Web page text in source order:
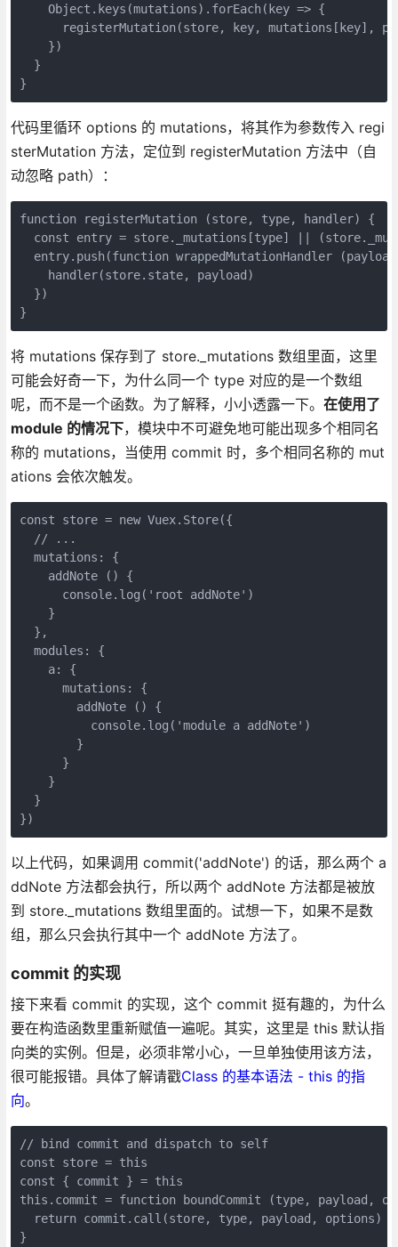
    Object.keys(mutations).forEach(key => {
registerMutation(store, key, mutations[key],
    })
  }
}
代码里循环 options 的 mutations，将其作为参数传入 regi
sterMutation 方法，定位到 registerMutation 方法中（自
动忽略 path）：
function registerMutation (store, type, handler) {
const entry = store._mutations[type] ||
entry.push(function wrappedMutationHandler
    handler(store.state, payload)
  })
}
将 mutations 保存到了 store._mutations 数组里面，这里
可能会好奇一下，为什么同一个 type 对应的是一个数组
呢，而不是一个函数。为了解释，小小透露一下。 在使用了
module 的情况下，模块中不可避免地可能出现多个相同名
称的 mutations，当使用 commit 时，多个相同名称的 mut
ations 会依次触发。
const store = new Vuex.Store({
  // ...
  mutations: {
    addNote () {
      console.log('root addNote')
    }
  },
  modules: {
    a: {
      mutations: {
        addNote () {
          console.log('module a addNote')
        }
      }
    }
  }
})
以上代码，如果调用 commit('addNote') 的话，那么两个 a
ddNote 方法都会执行，所以两个 addNote 方法都是被放
到 store._mutations 数组里面的。试想一下，如果不是数
组，那么只会执行其中一个 addNote 方法了。
commit 的实现
接下来看 commit 的实现，这个 commit 挺有趣的，为什么
要在构造函数里重新赋值一遍呢。其实，这里是 this 默认指
向类的实例。但是，必须非常小心，一旦单独使用该方法，
很可能报错。具体了解请戳Class 的基本语法 - this 的指
向。
// bind commit and dispatch to self
const store = this
const { commit } = this
this.commit = function boundCommit (type, payload,
  return commit.call(store, type, payload, options)
}